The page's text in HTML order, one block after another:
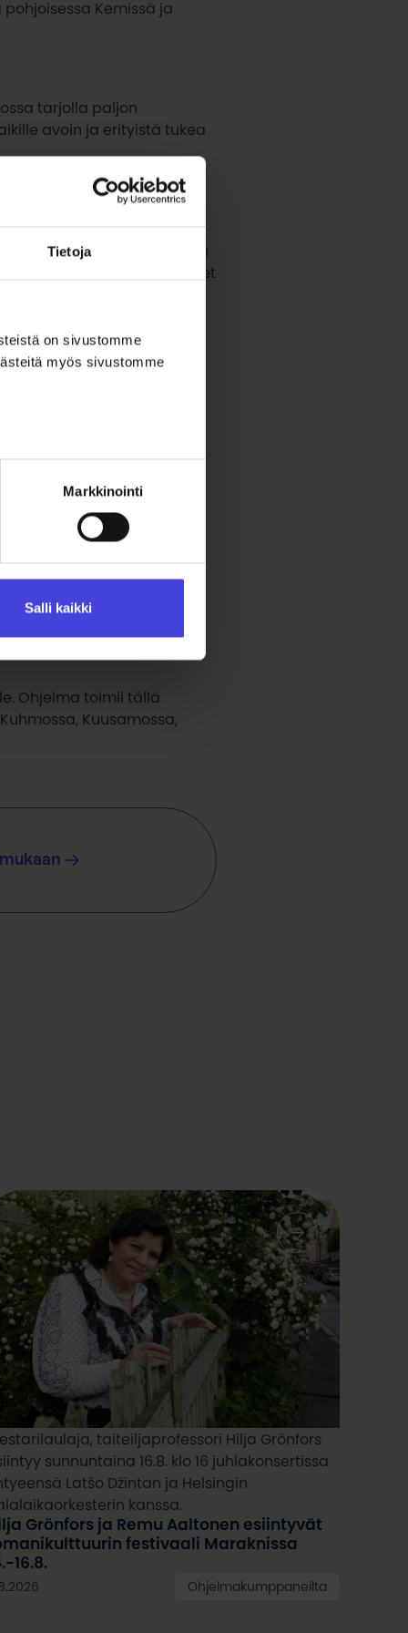
Tietoja
on sivustomme
myös sivustomme
Markkinointi
Salli kaikki
Kemissä ja
tarjolla paljon
avoin ja erityistä tukea
lähemmin
Taivalkoskella ja
luodaan ainutlaatuiset
tarjoaa mahdollisuuden
— näin voit jakaa
verkkosivulla, tai
Ohjelma toimii tällä
Kuusamossa,
taiteiljaprofessori Hilja Grönfors
sunnuntaina 16.8. klo 16 juhlakonsertissa
Latšo Džintan ja Helsingin
kanssa.
Grönfors ja Remu Aaltonen esiintyvät
festivaali Maraknissa
16.8.
Ohjelmakumppaneilta